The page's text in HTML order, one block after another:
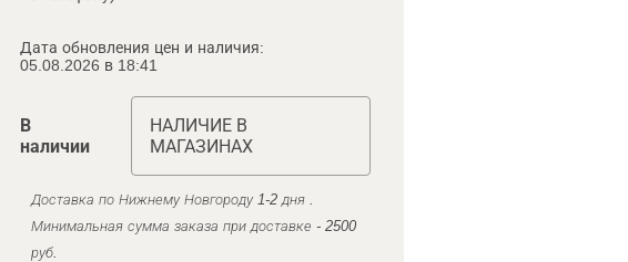
Дата обновления цен и наличия:
05.08.2026 в 18:41
В
наличии
НАЛИЧИЕ В
МАГАЗИНАХ
Доставка по Нижнему Новгороду 1-2 дня .
Минимальная сумма заказа при доставке - 2500
руб.